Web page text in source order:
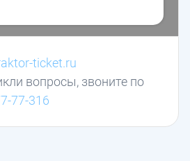
вопросы, звоните по
77-316
ticket.ru